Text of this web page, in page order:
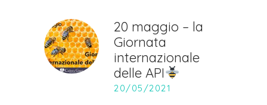
20 maggio – la
Giornata
internazionale
delle API
20/05/2021